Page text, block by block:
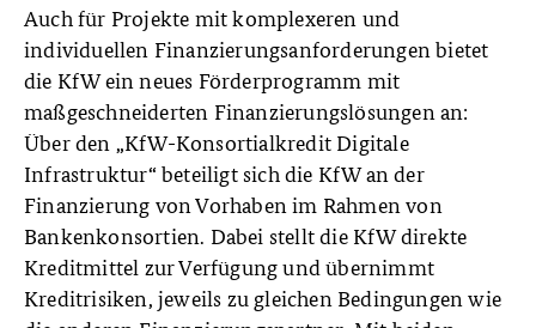
Auch für Projekte mit komplexeren und
individuellen Finanzierungsanforderungen bietet
die KfW ein neues Förderprogramm mit
maßgeschneiderten Finanzierungslösungen an:
Über den „KfW-Konsortialkredit Digitale
Infrastruktur“ beteiligt sich die KfW an der
Finanzierung von Vorhaben im Rahmen von
Bankenkonsortien. Dabei stellt die KfW direkte
Kreditmittel zur Verfügung und übernimmt
Kreditrisiken, jeweils zu gleichen Bedingungen wie